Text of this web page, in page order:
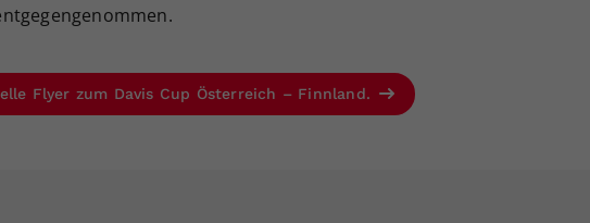
Flyer zum Davis Cup Österreich – Finnland.